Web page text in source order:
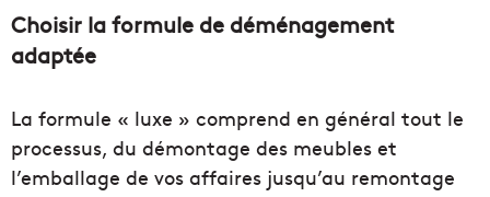
Choisir la formule de déménagement
adaptée
La formule « luxe » comprend en général tout le
processus, du démontage des meubles et
l’emballage de vos affaires jusqu’au remontage